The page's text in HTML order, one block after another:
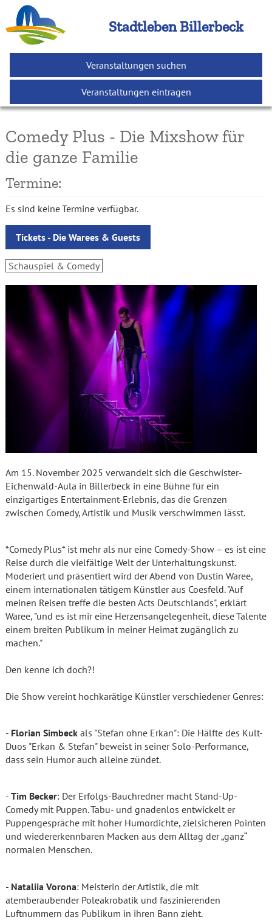
Stadtleben Billerbeck
Veranstaltungen suchen
Veranstaltungen eintragen
Comedy Plus - Die Mixshow für
die ganze Familie
Termine:
Es sind keine Termine verfügbar.
Tickets - Die Warees & Guests
Schauspiel & Comedy
Am 15. November 2025 verwandelt sich die Geschwister-
Eichenwald-Aula in Billerbeck in eine Bühne für ein
einzigartiges Entertainment-Erlebnis, das die Grenzen
zwischen Comedy, Artistik und Musik verschwimmen lässt.
*Comedy Plus* ist mehr als nur eine Comedy-Show – es ist eine
Reise durch die vielfältige Welt der Unterhaltungskunst.
Moderiert und präsentiert wird der Abend von Dustin Waree,
einem internationalen tätigem Künstler aus Coesfeld. "Auf
meinen Reisen treffe die besten Acts Deutschlands", erklärt
Waree, "und es ist mir eine Herzensangelegenheit, diese Talente
einem breiten Publikum in meiner Heimat zugänglich zu
machen."
Den kenne ich doch?!
Die Show vereint hochkarätige Künstler verschiedener Genres:
- Florian Simbeckals "Stefan ohne Erkan": Die Hälfte des Kult-
Duos "Erkan & Stefan" beweist in seiner Solo-Performance,
dass sein Humor auch alleine zündet.
- Tim Becker: Der Erfolgs-Bauchredner macht Stand-Up-
Comedy mit Puppen. Tabu- und gnadenlos entwickelt er
Puppengespräche mit hoher Humordichte, zielsicheren Pointen
und wiedererkennbaren Macken aus dem Alltag der „ganz“
normalen Menschen.
- Nataliia Vorona: Meisterin der Artistik, die mit
atemberaubender Poleakrobatik und faszinierenden
Luftnummern das Publikum in ihren Bann zieht.